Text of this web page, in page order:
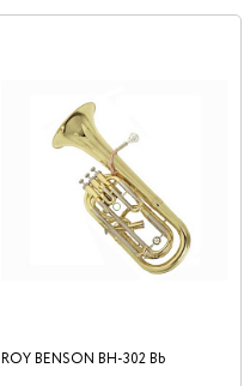
ROY BENSON BH-302 Bb